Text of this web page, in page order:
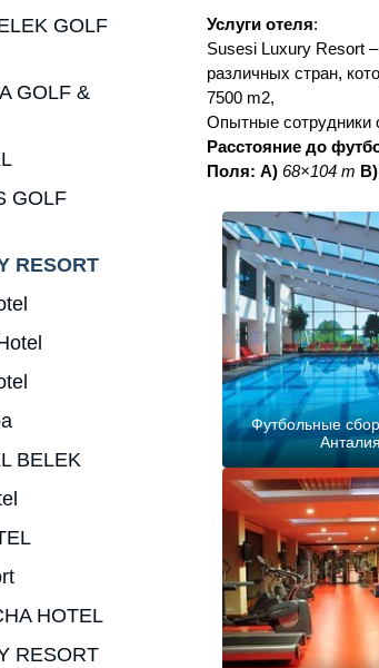
Услуги отеля:
Susesi Luxury Resort
различных стран,
7500 m2,
Опытные сотрудники
Расстояние до
Поля: A) 68×104 m B)
Футбольные
Анталия
GOLF
GOLF &
GOLF
RESORT
BELEK
HOTEL
RESORT